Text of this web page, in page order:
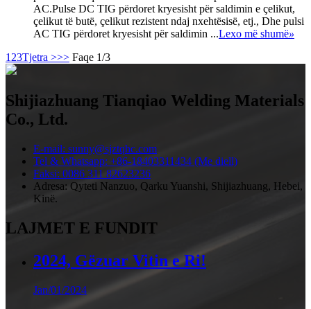
AC.Pulse DC TIG përdoret kryesisht për saldimin e çelikut,
çelikut të butë, çelikut rezistent ndaj nxehtësisë, etj., Dhe pulsi
AC TIG përdoret kryesisht për saldimin ...Lexo më shumë»
1 23Tjetra >>> Faqe 1/3
Shijiazhuang Tianqiao Welding Materials
Co., Ltd.
E-mail: sunny@sjztqhc.com
Tel & Whatsapp: +86-18403311434 (Me diell)
Faksi: 0086 311 82623236
Adresa: Qyteti Nanzuo, Qarku Yuanshi, Shijiazhuang, Hebei,
Kinë.
LAJMET E FUNDIT
2024, Gëzuar Vitin e Ri!
Jan/01/2024